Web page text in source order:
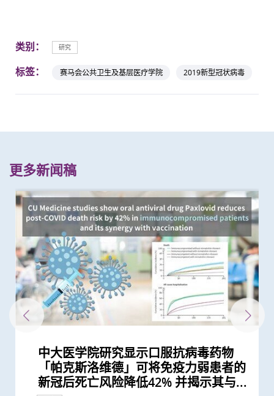
类别： 研究
标签： 赛马会公共卫生及基层医疗学院 2019新型冠状病毒
更多新闻稿
中大医学院研究显示口服抗病毒药物
「帕克斯洛维德」可将免疫力弱患者的
新冠后死亡风险降低42% 并揭示其与...
中大研究显示口服抗病毒药物「帕克斯
洛维德」可降低新冠住院患者急症期后
死亡和出现后遗症的风险
中大分析文字报告发现新冠症状会随病
毒变异及疫苗接种情况改变 并证实人
工智能大型语言模型有助传染病研究
新冠疫苗复必泰及科兴引发之「T细胞
反应」可有效预防不同新冠病毒变异株
引起的严重疾病
中大研究显示新冠风土化期间市民愿意
继续戴口罩及用酒精消毒液洁手 但接
种新冠疫苗加强剂意愿偏低
中大研究建议本港安老院舍应维持现有
防疫措施
研究
中大成功开发实时生物信息平台评估新
冠疫苗效用 针对变异病毒 准确度达
95%
港大及中大医学院联合研究发现已接种
疫苗人士 在感染新型冠状病毒变异株
Omicron后能对不同的新冠病毒变异...
中大医学院调查发现 仅4分之1未接种
新冠疫苗人士有意於未来半年接种 必
须尽快增加接种诱因
中大医学院推算全港约有二万名未被发
现新冠感染者 研究证实本港所有疫苗
接种者均产生中和抗体 呼吁透过接种...
中大医学院调查发现政府在推动新冠疫
苗接种上扮演最重要角色
研究
中大研究显示社区接触环境对新冠肺炎
传播起关键作用 娱乐场所是传播次数
最多的主要接触环境
中大招募三千港人 侦查隐性新冠感染
拆解防疫关键
研究
中大医学院公布「2019新型冠状病毒社
区研究」结果
研究
中大汇聚逾200位区域专家 探讨私人医
疗保险如何推动全民健康覆盖
研讨会
中大医学院全球研究揭示头颈癌发病风
险存在地域差异 本港整体发病率高於
全球平均水平 全球女性发病风险趋升
中大与香港消防处签署备忘录 合办必
修学科 为公共衞生和体育运动人才赋
能
赛马会 We WATCH 优活健康计划 优活
健康国际会议 引领生活方式医学 社区
推动健康老龄化
「赛马会共建健康家庭计划」开展第二
阶段 加强支援本港多元族裔社群精神
健康
逾140位来自八个国家及地区代表云集
中大 探讨私人医疗保险在亚太地区医
疗系统的策略角色
中大完成全球首个分析温度对人体近
3,000种血浆蛋白影响的研究 发现超过
八成与「血压上升」或「缺血性心脏...
中大举办「健康校园论坛」推广跨界别
身心健康计划 及早加强学童抗逆力
健康推广计划
中大医学院研究发现 城市发展及生活
方式或会增加气管癌发病风险 宜加强
健康教育
中大与东南亚及英国学府共同研究 为
大型语言模型在公共衞生研究中的角色
带来崭新见解
中大与欧美合作伙伴共同领导国际研究
为自闭症患者男女失衡比例带来崭新见
解
中大成功研发精准计算模型 准确预测
病毒基因进化 助提升流感疫苗功效
研究
中大举办「健康校园论坛」推广学童精
神健康 鼓励参照世卫「健康促进学校
框架」 支援构建健康校园
中大医学院发现良性前列腺增生患者感
染新冠病毒后 泌尿系统出现并发症风
险可高达五倍
中大研究估算在本港新冠Omicron病
毒流行期间 半数感染个案未被发现
研究
中大医学院研发的SIM01微生态配方有
效纾缓新冠后遗症 研究结果刚发表於
国际权威医学期刊 《刺针传染病学》
200多位亚太区公共衞生界代表云集中
大 探讨疫后医疗系统和社区抗疫力
研讨会
中大推出「赛马会 We WATCH 优活健
康计划」全港首次采用「生活方式医
学」 助中年人预防慢性疾病
中大研究显示香港人虽长寿但老年残疾
问题严重 地区间存在显著社会经济不
平等状况
中大医学院发现可预测新冠疫苗长期药
效的肠道微生物和代谢物标记
研究
中大研究发现香港儿童近视率创新高
新冠疫情后六岁儿童患近视人数倍增
低浓度阿托品眼药水结合红光疗法研...
中大威院研究证实新冠抗病毒药适用於
严重肾病患者
研究
研究揭示在怀孕期间感染2019冠状病毒
病 如何对胎盘造成不良影响
研究
中大证实「医健通」健康管理功能有助
糖尿病自我管理
研究
中大研究证实新冠口服药有效降低院舍
长者五成入院风险及防止病情恶化
研究
中大医学院大型临床研究证实口服微胶
囊活菌配方SIM01有效纾缓新冠后遗症
研究
中大医学院进行亚洲最大型长新冠研究
推算生殖系统徵状如性功能障碍困扰逾
40万港人
中大发现间皮瘤的女性发病率上升 高
收入国家的发病率较高
研究
中大发现原发性脑癌的年轻男性发病率
上升 以高收入国家的升幅较为显著
研究
港大及中大医学院联合研究证实 吸烟
及肥胖令患上重症新冠肺炎的风险增加
65%至81%
中大医学院开展「赛马会痛『正』能量
计划」 引入创新痛症管理方法 连系社
区支援服务
中大医学院开展「赛马会共建健康家庭
计划」 助少数族裔提升健康管理能力
捐款
大型临床研究证中大肠道微生态配方
(SIM01) 能减新冠及其他细菌和病毒感
染风险
中大医学院获医管局支持开展香港首个
大型长新冠研究 协助政府策划更全面
的长新冠医疗服务
本港儿童疫情期间生活习惯全线失守
疫下儿童超重和肥胖比率增近两倍 疫
后抗拒「重回正轨」
中大研究发现接种疫苗加强剂有效提高
母乳中新冠病毒抗体 保护年幼婴儿
研究
中大发现霍奇金淋巴癌发病率以亚洲升
幅最为显著 本港男士发病率上升幅度
全球之冠
中大研究显示第三剂疫苗是高危群组抵
抗新冠病毒感染的关键
研究
中大临床研究中心与中大医院合作 进
行香港首个专为新冠肺炎研发的口服药
物临床研究
中大医学院全球首证有「长新冠型肠道
微生态」利用肠道微生态可准确预测、
诊断及治疗「长新冠」
中大医学院研究显示新冠康复者有较高
风险出现干眼症
研究
中大医学院联同九龙城民政事务处举办
社区学童疫苗接种计划 目标为2,000名
市民接种新冠疫苗
港大及中大医学院联合研究发现 吸烟
增加患上新冠肺炎的风险
研究
中大港大干细胞研究揭示新冠病毒诱发
血管炎症新机制
研究
中大研究发现肠道微生态失衡与「长新
冠」息息相关
研究
中大医学院发现东亚地区肺癌发病率及
死亡率冠绝全球
研究
一月七日起重启部分严谨社交距离措施
后的香港疫情估算
研究
港大及中大医学院联合研究发现 第三
剂复必泰疫苗能提供足够抗体 抵抗新
型冠状病毒变异株Omicron
港大及中大医学院联合研究发现 新型
冠状病毒变异株 Omicron 可大幅减低
复必泰疫苗的病毒中和能力
中大港大联合研究发现「青春双歧杆
菌」可加强新冠疫苗成效
研究
中大研究揭示新冠肺炎患者急性肾损伤
的新机制和治疗方法
研究
中大研究显示订立标准的实验设置有助
确保新冠病毒核酸检测表现
研究
中大发现新冠疫情期间本港学童近视发
病率为疫情前2.5倍 研究指减少户外活
动时间及增加使用电子产品为主因
中大与港大医学院带领国际科研团队发
现丙肝药物可治新冠肺炎
研究
中大研发电脑演算平台 创新通过基因
数据实时评估疫苗功效
研究
中大研究显示新冠病毒抗体可经母体传
至胎儿
研究
中大医学院研究指幼儿成为新冠病毒
「隐形传播者」的风险不容忽视 病毒
载量及带活性病毒的比例偏高 持续带...
中大医学院研究指出优化肠道微生态有
望提升新冠疫苗安全及成效
研究
中大医学院与海外外科专家联合建议
新冠患者将手术延后七星期以减低死亡
风险
中大研究显示空气污染地区居住者 可
安全地透过定期运动预防罹患糖尿病
研究
中大发现新冠患者的肠道内缺乏可调节
免疫力的益菌 八成新冠患者出现「长
新冠」症状 肠道微生态失衡成关键
中大成功研发「全自动视网膜图像分
析」技术计算自闭症风险 可用於自闭
症筛查 及早为患者提供治疗
中大证实以鼻纸条采集鼻液样本检测新
冠肺炎安全、简易及准确度高 适用於
不同年龄层 提倡广泛使用以达更佳疫...
四成港人肠道微生态失衡情况与新冠患
者类似 中大研发「微生态免疫力配
方」证有效促进新冠患者康复 有望提...
中大医学院研究显示吸烟为全球膀胱癌
主因 联同多国专家制订「经尿道膀胱
肿瘤整块切除术」的临床指引
中大医学院发现胰脏癌有全球上升及年
轻化趋势 女性上升幅度较高
研究
中大证新冠婴孩患者粪便带病毒 可成
隐形传播者 成立新冠病毒检测中心 致
力为婴幼儿作粪便检测
本港新冠肺炎死亡个案绝大部分为60岁
或以上 中大率领国际专家共同制定策
略 照顾长者及认知障碍症患者
中大研究显示新冠肺炎患者常见有肝脏
受损问题 建议监测患者肝功能 及早发
现病情恶化
中大发现糖尿病或为感染新冠肺炎高危
因素 研究有助了解病毒致病潜在机制
研究
香港中文大学健康公平研究所成立 发
布本港住屋负担能力对身心健康的影响
研究结果
中大医学院领导的调查显示 全球泌尿
科服务因新冠病毒大流行而被严重推迟
研究
中大全球首证新冠患者肠道微生态现失
衡状况 成功研发益生菌配方平衡肠道
微生态 有望增强免疫力
中大医学院为机场抵港人士提供免费粪
便检测服务 首阶段以儿童及婴孩为目
标 助揪出感染新型冠状病毒「隐形个...
中大发现新型冠状病毒于呼吸道清除后
仍存留于粪便 计划为检疫中心隔离人
士化验粪便 及早揪出「隐形个案」减...
香港中文大学赛马会长者痛症缓解计划
初步数据显示九成受访长者有两个或以
上疼痛部位
响应世界高血压日 中大推动「全民关
注血压月」 呼吁大众关注血压
健康推广计划
香港中文大学 – 埃克塞特大学环境持续
与应变联合研究中心 进行亚洲首个
「蓝色空间对身心健康」研究 发现「...
「香港中文大学敬霆静观研究与培训中
心」成立
研究
中大研究揭示子宫颈癌疫苗接种计划的
成功关键
研究
中大研究显示「行为激活及静观结合疗
法」有助降低重性抑郁症风险
研究
中大医学院杨永强教授在莫庆尧访问学
人讲座谈「善终治疗」
研讨会
中大进行亚洲首项家居清洁剂对儿童健
康影响的全面流行病学研究 发现经常
使用家居清洁剂可增加引发儿童鼻炎...
中大研究发现本地每5名口咽癌患者1人
感染HPV病毒 推公众筛查以了解口腔感
染HPV情况
香港中文大学全球卫生中心杰出讲座系
列： Public Health England理念及应
对公共卫生危机经验分享
香港中文大学全球卫生中心杰出讲座系
列： 南非国家卫生部部长分享伊波拉
疫情对南非及非洲大陆的影响
中大成功研发全自动化视网膜图像分析
系统 有助糖尿病患者预防中风
研究
中大「环保新思维」系列 中大建议香
港新空气质素指标不应忽视粗颗粒污染
物
中大促请单车使用者佩戴头盔及其他防
护措施 以减轻意外引致的脑创伤
研究
(只提供英文版本) Opening
Ceremony of International
Conference on Global Health and...
CCOU灾害与人道救援研究所成立典礼
今日顺利举行
教育
中大「环保新思维」系列 研究发现本
港车辆排放二氧化氮比例有增加趋势
或与政府推行柴油改善计划有关